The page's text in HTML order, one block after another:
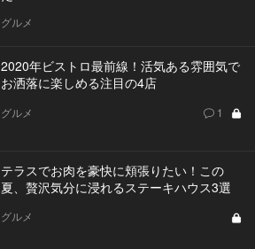
グルメ
2020年ビストロ最前線！活気ある雰囲気で
お洒落に楽しめる注目の4店
グルメ 1
テラスでお肉を豪快に頬張りたい！この
夏、贅沢気分に浸れるステーキハウス3選
グルメ